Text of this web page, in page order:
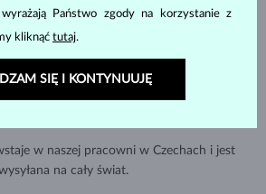
w naszej pracowni w Czechach i jest
na cały świat.
Państwo zgody na korzystanie z
kliknąć tutaj.
SIĘ I KONTYNUUJĘ